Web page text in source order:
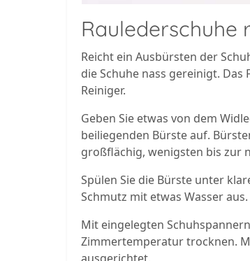
Raulederschuhe
Reicht ein Ausbürsten der
die Schuhe nass gereinigt.
Reiniger.
Geben Sie etwas von dem
beiliegenden Bürste auf.
großflächig, wenigsten bis zur
Spülen Sie die Bürste unter
Schmutz mit etwas Wasser aus.
Mit eingelegten
Zimmertemperatur trocknen.